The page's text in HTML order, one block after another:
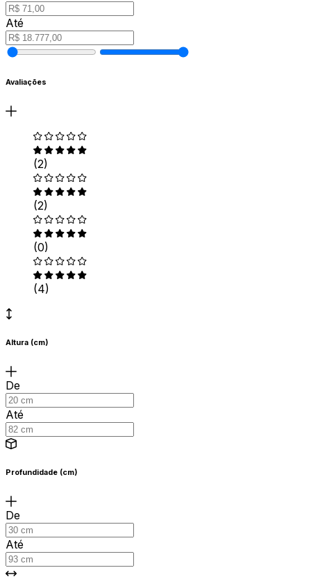
Até
Avaliações
(2)
(2)
(0)
(4)
Altura (cm)
De
Até
Profundidade (cm)
De
Até